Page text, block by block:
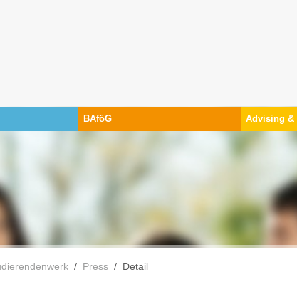
BAföG Advising &
Press Detail